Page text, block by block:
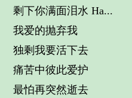
剩下你满面泪水 Ha...
我爱的抛弃我
独剩我要活下去
痛苦中彼此爱护
最怕再突然逝去